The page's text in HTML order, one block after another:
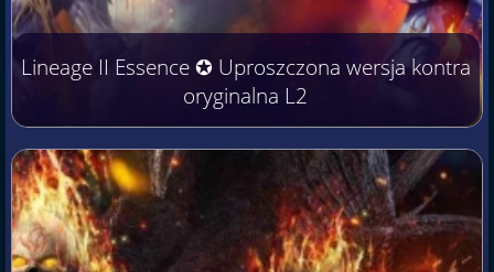
Lineage II Essence ✪ Uproszczona wersja kontra
oryginalna L2